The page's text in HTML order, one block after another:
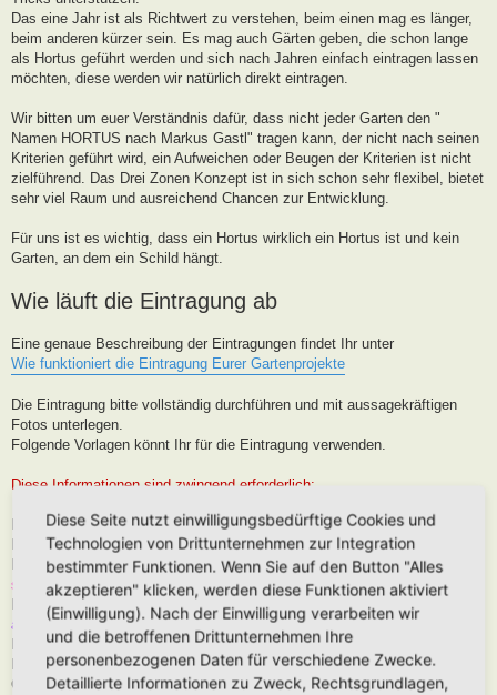
Das eine Jahr ist als Richtwert zu verstehen, beim einen mag es länger,
beim anderen kürzer sein. Es mag auch Gärten geben, die schon lange
als Hortus geführt werden und sich nach Jahren einfach eintragen lassen
möchten, diese werden wir natürlich direkt eintragen.
Wir bitten um euer Verständnis dafür, dass nicht jeder Garten den "
Namen HORTUS nach Markus Gastl" tragen kann, der nicht nach seinen
Kriterien geführt wird, ein Aufweichen oder Beugen der Kriterien ist nicht
zielführend. Das Drei Zonen Konzept ist in sich schon sehr flexibel, bietet
sehr viel Raum und ausreichend Chancen zur Entwicklung.
Für uns ist es wichtig, dass ein Hortus wirklich ein Hortus ist und kein
Garten, an dem ein Schild hängt.
Wie läuft die Eintragung ab
Eine genaue Beschreibung der Eintragungen findet Ihr unter
Wie funktioniert die Eintragung Eurer Gartenprojekte
Die Eintragung bitte vollständig durchführen und mit aussagekräftigen
Fotos unterlegen.
Folgende Vorlagen könnt Ihr für die Eintragung verwenden.
Diese Informationen sind zwingend erforderlich:
Hortus-Name:
Bedeutung des Hortus-Namens:
Dein Name:(Muss kein Realnamen sein, kann auch Euer Forenname
sein)
Postleitzahl (oder franz. Region):Brauche ich für die Karteneintrag, wird
aber nur in der Nähe, niemals Punktgenau platziert
Hortus-Ort:wie PLZ
Hortus-Land:
Größe in m2:
Diese Seite nutzt einwilligungsbedürftige Cookies und
Technologien von Drittunternehmen zur Integration
bestimmter Funktionen. Wenn Sie auf den Button "Alles
akzeptieren" klicken, werden diese Funktionen aktiviert
(Einwilligung). Nach der Einwilligung verarbeiten wir
und die betroffenen Drittunternehmen Ihre
personenbezogenen Daten für verschiedene Zwecke.
Detaillierte Informationen zu Zweck, Rechtsgrundlagen,